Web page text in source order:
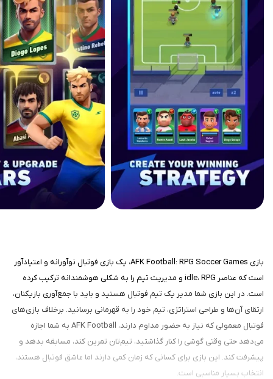
بازی AFK Football: RPG Soccer Games، یک بازی فوتبال نوآورانه و اعتیادآور
است که عناصر idle، RPG و مدیریت تیم را به شکلی هوشمندانه ترکیب کرده
است. در این بازی شما مدیر یک تیم فوتبال هستید و باید با جمع‌آوری بازیکنان،
ارتقای آن‌ها و طراحی استراتژی، تیم خود را به قهرمانی برسانید. برخلاف بازی‌های
فوتبال معمولی که نیاز به حضور مداوم دارند، AFK Football به شما اجازه
می‌دهد حتی وقتی گوشی را کنار گذاشتید، تیم‌تان تمرین کند، مسابقه بدهد و
پیشرفت کند. این بازی برای کسانی که زمان کمی دارند اما عاشق فوتبال هستند،
انتخاب بسیار مناسبی است.